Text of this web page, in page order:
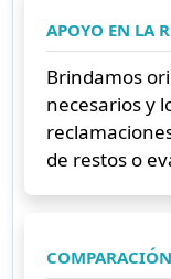
APOYO EN LA
Brindamos
necesarios y
de restos o